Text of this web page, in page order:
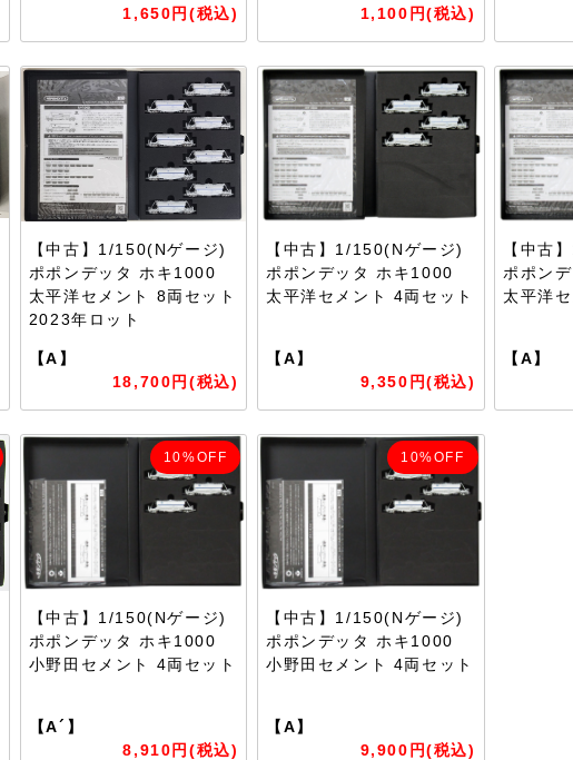
1,650円(税込)
1,100円(税込)
【中古】1/150(Nゲージ)
ポポンデッタ ホキ1000
太平洋セメント 8両セット
2023年ロット
【A】
18,700円(税込)
【中古】1/150(Nゲージ)
ポポンデッタ ホキ1000
太平洋セメント 4両セット
【A】
9,350円(税込)
【中古
ポポン
太平洋
【A】
10%OFF
【中古】1/150(Nゲージ)
ポポンデッタ ホキ1000
小野田セメント 4両セット
【A´】
8,910円(税込)
10%OFF
【中古】1/150(Nゲージ)
ポポンデッタ ホキ1000
小野田セメント 4両セット
【A】
9,900円(税込)